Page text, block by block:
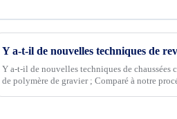
Y a-t-il de nouvelles techniques de chaussées
de polymère de gravier ; Comparé à notre